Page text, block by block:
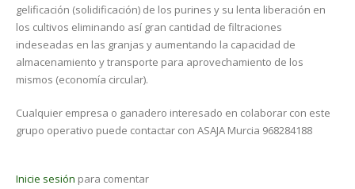
gelificación (solidificación) de los purines y su lenta liberación en
los cultivos eliminando así gran cantidad de filtraciones
indeseadas en las granjas y aumentando la capacidad de
almacenamiento y transporte para aprovechamiento de los
mismos (economía circular).
Cualquier empresa o ganadero interesado en colaborar con este
grupo operativo puede contactar con ASAJA Murcia 968284188
Inicie sesión para comentar